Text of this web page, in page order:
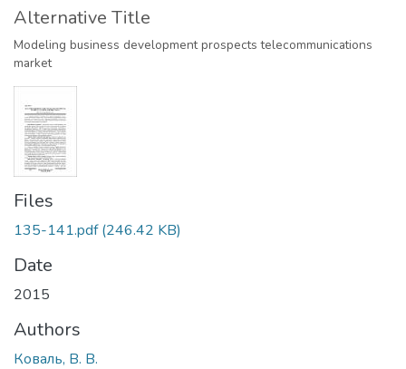
Alternative Title
Modeling business development prospects telecommunications
market
Files
135-141.pdf(246.42 KB)
Date
2015
Authors
Коваль, В. В.